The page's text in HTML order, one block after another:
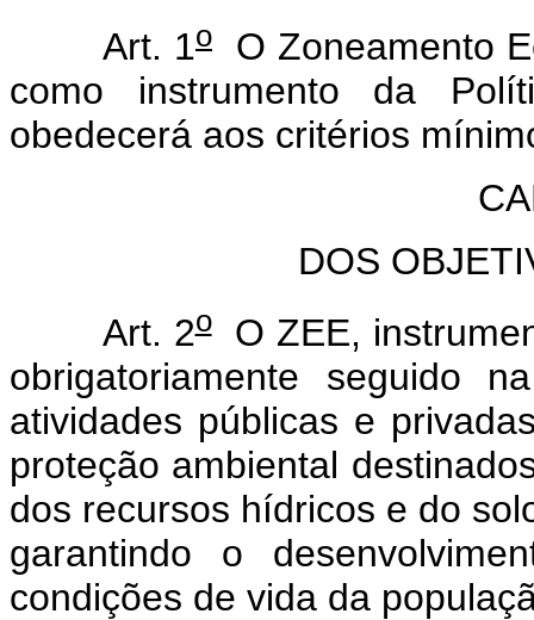
Art. 1o O Zoneamento
como instrumento da
obedecerá aos critérios
DOS
Art. 2oO ZEE,
obrigatoriamente seguido
atividades públicas e
proteção ambiental
dos recursos hídricos e do
garantindo o
condições de vida da